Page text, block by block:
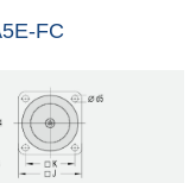
FC